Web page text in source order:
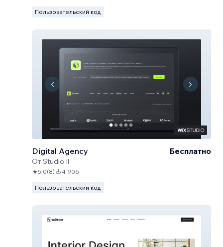
Пользовательский код
Digital Agency
ОтStudio Il
Бесплатно
5,0(8) 4 906
Пользовательский код